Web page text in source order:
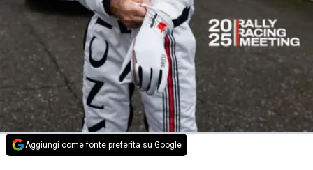
Aggiungi come fonte preferita su Google